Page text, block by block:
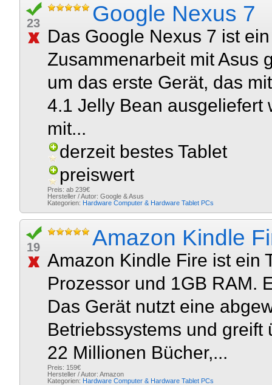
23 Google Nexus 7
Das Google Nexus 7 ist
Zusammenarbeit mit Asus
um das erste Gerät, das
4.1 Jelly Bean ausgeliefert
mit...
derzeit bestes Tablet
preiswert
Preis: ab 239€
Hersteller / Autor: Google & Asus
Kategorien: Hardware Computer & Hardware Tablet PCs
19 Amazon Kindle
Amazon Kindle Fire ist ein
Prozessor und 1GB RAM.
Das Gerät nutzt eine
Betriebssystems und greift
22 Millionen Bücher,...
Preis: 159€
Hersteller / Autor: Amazon
Kategorien: Hardware Computer & Hardware Tablet PCs